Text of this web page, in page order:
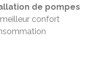
de pompes
confort